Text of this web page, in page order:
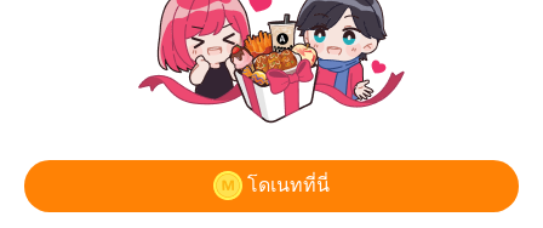
โดเนทที่นี่